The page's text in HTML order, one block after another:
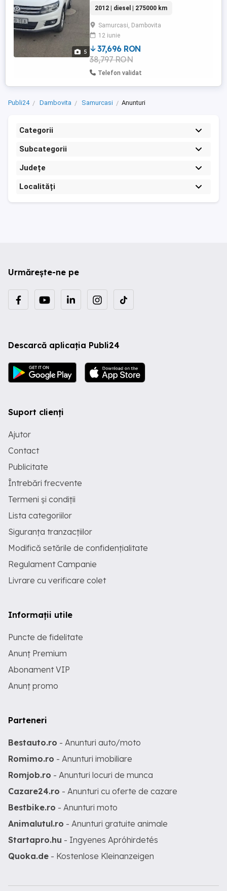
5
în România, rulată cu grijă și întreținută
corect. Toate actele sunt la zi, fiscalul se
eliberează pe loc.Mașina funcționează
excelent, fără probleme mecanice sau
martori aprinși ...
2012 | diesel | 275000 km
Samurcasi, Dambovita
12 iunie
37,696 RON
38,797 RON
Telefon validat
Publi24 Dambovita Samurcasi Anunturi
Categorii
Subcategorii
Județe
Localități
Urmărește-ne pe
Descarcă aplicația Publi24
Suport clienți
Ajutor
Contact
Publicitate
Întrebări frecvente
Termeni și condiții
Lista categoriilor
Siguranța tranzacțiilor
Modifică setările de confidențialitate
Regulament Campanie
Livrare cu verificare colet
Informații utile
Puncte de fidelitate
Anunț Premium
Abonament VIP
Anunț promo
Parteneri
Bestauto.ro - Anunturi auto/moto
Romimo.ro - Anunturi imobiliare
Romjob.ro - Anunturi locuri de munca
Cazare24.ro - Anunturi cu oferte de cazare
Bestbike.ro - Anunturi moto
Animalutul.ro - Anunturi gratuite animale
Startapro.hu - Ingyenes Apróhirdetés
Quoka.de - Kostenlose Kleinanzeigen